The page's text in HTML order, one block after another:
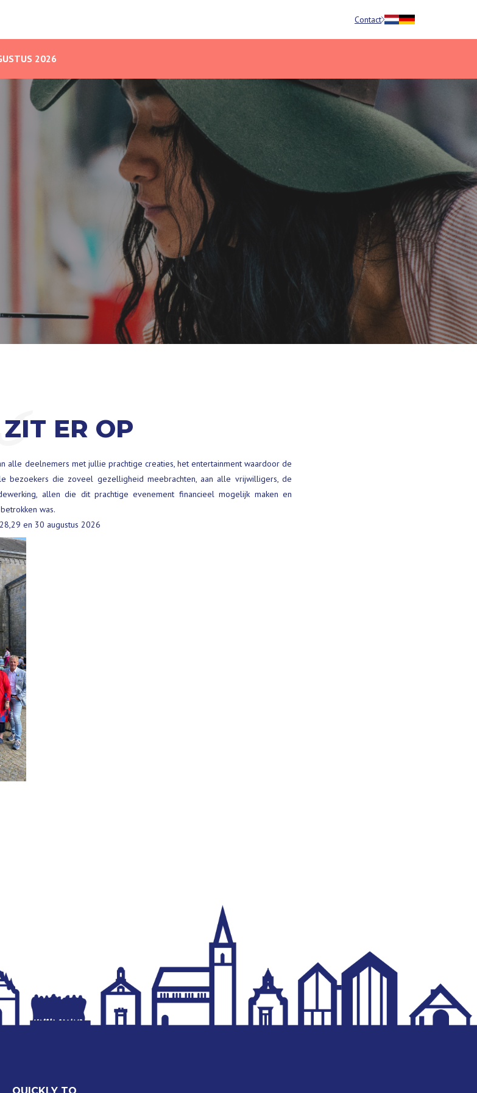
Contact
2026
ER OP
alle deelnemers met jullie prachtige creaties, het entertainment waardoor de
bezoekers die zoveel gezelligheid meebrachten, aan alle vrijwilligers, de
allen die dit prachtige evenement financieel mogelijk maken en
was.
en 30 augustus 2026